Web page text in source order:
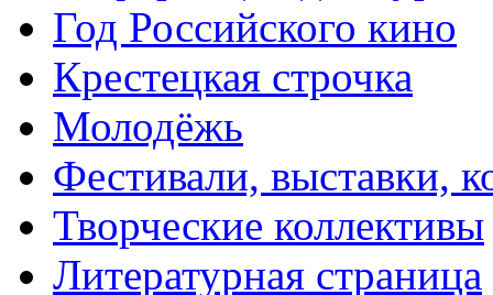
Год Российского кино
Крестецкая строчка
Молодёжь
Фестивали, выставки,
Творческие коллективы
Литературная страница